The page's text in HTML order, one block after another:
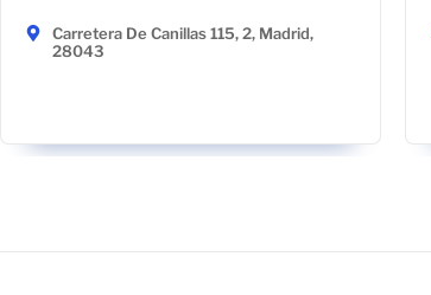
Carretera De Canillas 115, 2, Madrid,
28043